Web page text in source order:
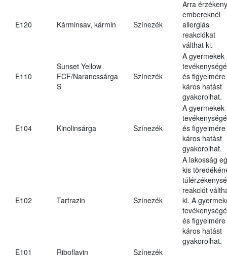
E120 Kárminsav, kármin Színezék
Arra érzékeny
embereknél
allergiás
reakciókat
válthat ki.
E110
Sunset Yellow
FCF/Narancssárga
S
Színezék
A gyermekek
és figyelmére
káros hatást
gyakorolhat.
E104 Kinolinsárga Színezék
A gyermekek
és figyelmére
káros hatást
gyakorolhat.
E102 Tartrazin Színezék
A lakosság
kis
reakciót
ki. A
és figyelmére
káros hatást
gyakorolhat.
E101
Riboflavin
Színezék